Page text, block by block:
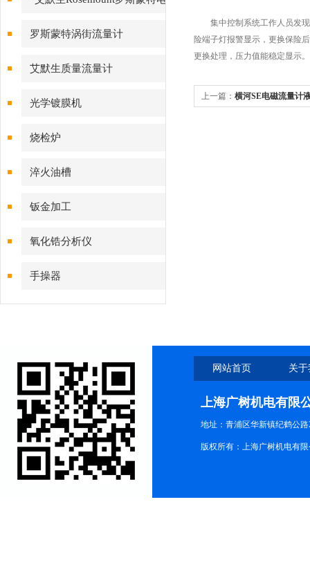
磁流量计
罗斯蒙特涡街流量计
艾默生质量流量计
光学镀膜机
烧检炉
淬火油槽
钣金加工
氧化锆分析仪
手操器
集中控制系统工作人员发现
险端子灯报警显示，更换保险
更换处理，压力值能稳定显示。
上一篇： 横河SE电磁流量计
网站首页 关
上海广树机电有限
地址：青浦区华新镇纪鹤公路
版权所有：上海广树机电有